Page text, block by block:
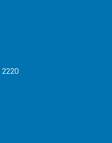
2220